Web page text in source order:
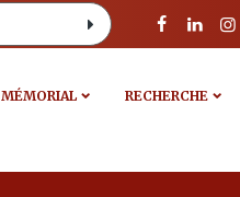
MÉMORIAL RECHERCHE